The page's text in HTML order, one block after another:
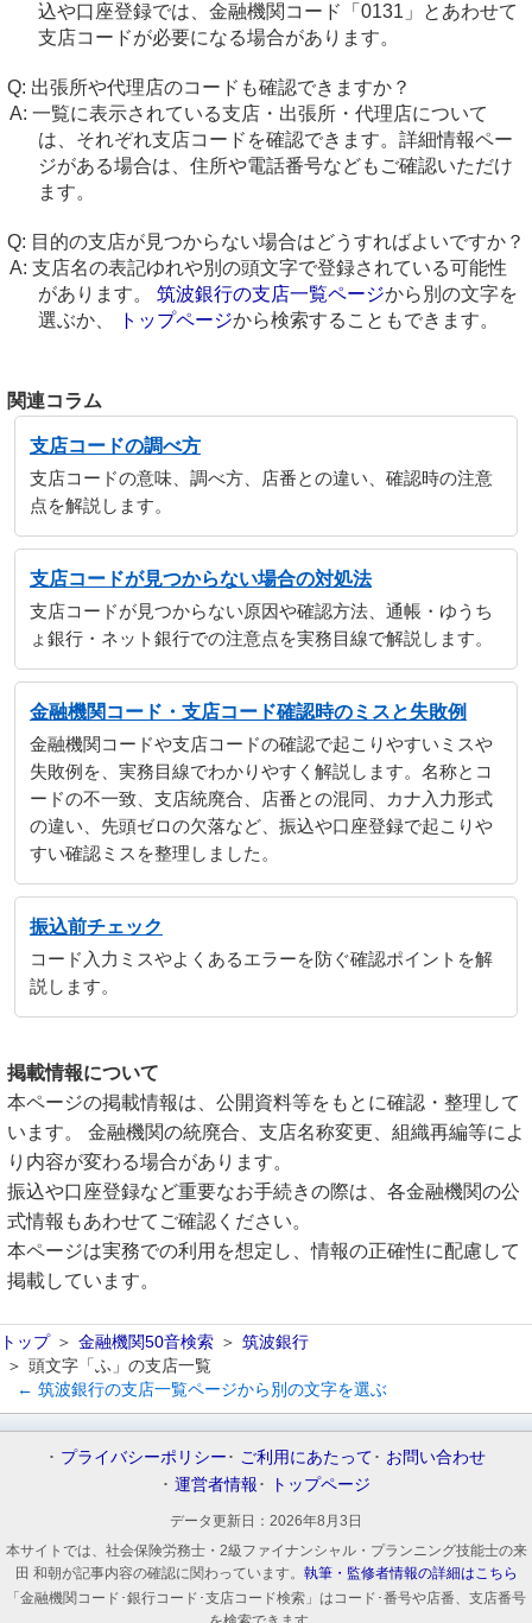
込や口座登録では、金融機関コード「0131」とあわせて
支店コードが必要になる場合があります。
出張所や代理店のコードも確認できますか？
一覧に表示されている支店・出張所・代理店について
は、それぞれ支店コードを確認できます。詳細情報ペー
ジがある場合は、住所や電話番号などもご確認いただけ
ます。
目的の支店が見つからない場合はどうすればよいですか？
支店名の表記ゆれや別の頭文字で登録されている可能性
があります。 筑波銀行の支店一覧ページから別の文字を
選ぶか、
トップページから検索することもできます。
関連コラム
支店コードの調べ方
支店コードの意味、調べ方、店番との違い、確認時の注意
点を解説します。
支店コードが見つからない場合の対処法
支店コードが見つからない原因や確認方法、通帳・ゆうち
ょ銀行・ネット銀行での注意点を実務目線で解説します。
金融機関コード・支店コード確認時のミスと失敗例
金融機関コードや支店コードの確認で起こりやすいミスや
失敗例を、実務目線でわかりやすく解説します。名称とコ
ードの不一致、支店統廃合、店番との混同、カナ入力形式
の違い、先頭ゼロの欠落など、振込や口座登録で起こりや
すい確認ミスを整理しました。
振込前チェック
コード入力ミスやよくあるエラーを防ぐ確認ポイントを解
説します。
掲載情報について
本ページの掲載情報は、公開資料等をもとに確認・整理して
います。 金融機関の統廃合、支店名称変更、組織再編等によ
り内容が変わる場合があります。
振込や口座登録など重要なお手続きの際は、各金融機関の公
式情報もあわせてご確認ください。
本ページは実務での利用を想定し、情報の正確性に配慮して
掲載しています。
トップ 金融機関50音検索
筑波銀行
頭文字「ふ」の支店一覧
← 筑波銀行の支店一覧ページから別の文字を選ぶ
プライバシーポリシー ご利用にあたって
お問い合わせ
運営者情報
トップページ
データ更新日： 2026年8月3日
本サイトでは、社会保険労務士・2級ファイナンシャル・プランニング技能士の来
田 和朝が記事内容の確認に関わっています。 執筆・監修者情報の詳細はこちら
「金融機関コード･銀行コード･支店コード検索」はコード･番号や店番、支店番号